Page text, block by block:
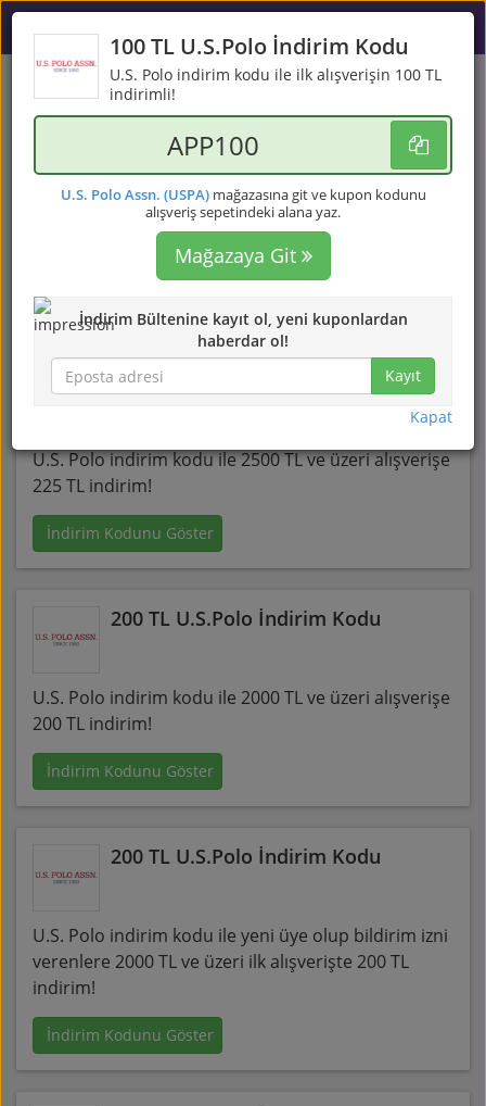
U.S. Polo Assn. İndirim Kuponu -
Ağustos 2026
En yeni U.S. Polo Assn. (USPA) indirim kuponu seçenekleri...
İndirimli Alışverişe
U.S. Polo Assn. (USPA) kullanıcı
puanları
1419 kişi, ortalama 3.6
225 TL U.S.Polo İndirim Kodu
U.S. Polo indirim kodu ile 2500 TL ve üzeri alışverişe
225 TL indirim!
İndirim Kodunu Göster
200 TL U.S.Polo İndirim Kodu
U.S. Polo indirim kodu ile 2000 TL ve üzeri alışverişe
200 TL indirim!
İndirim Kodunu Göster
200 TL U.S.Polo İndirim Kodu
U.S. Polo indirim kodu ile yeni üye olup bildirim izni
verenlere 2000 TL ve üzeri ilk alışverişte 200 TL
indirim!
İndirim Kodunu Göster
100 TL U.S.Polo İndirim Kodu
U.S. Polo indirim kodu ile ilk alışverişin 100 TL
indirimli!
APP100
U.S. Polo Assn. (USPA)mağazasına git ve kupon kodunu
alışveriş sepetindeki alana yaz.
Mağazaya Git
İndirim Bültenine kayıt ol, yeni kuponlardan
haberdar ol!
Kayıt
Kapat